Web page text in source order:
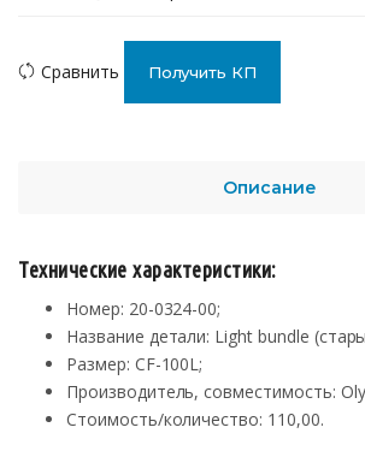
Сравнить Получить КП
Описание
Технические характеристики:
Номер: 20-0324-00;
Название детали: Light bundle
Размер: CF-100L;
Производитель, совместимость:
Стоимость/количество: 110,00.